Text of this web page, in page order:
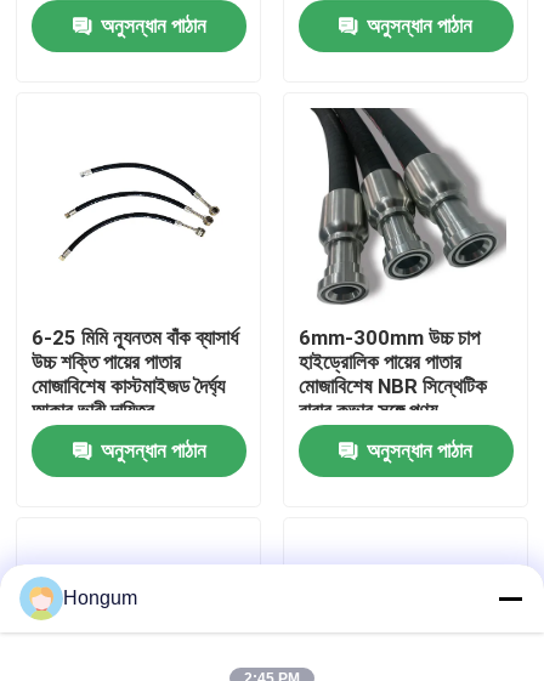
পণ্য
কারখানা পরিদর্শন
খবর
মামলা
রাবার ডায়াফ্রাম সীল
অনুসন্ধান পাঠান
অনুসন্ধান পাঠান
6-25 মিমি ন্যূনতম বাঁক ব্যাসার্ধ
উচ্চ শক্তি পায়ের পাতার
মোজাবিশেষ কাস্টমাইজড দৈর্ঘ্য
আকার ভারী দায়িত্ব
অ্যাপ্লিকেশন জন্য
অনুসন্ধান পাঠান
6mm-300mm উচ্চ চাপ
হাইড্রোলিক পায়ের পাতার
মোজাবিশেষ NBR সিন্থেটিক
রাবার কভার সঙ্গে পণ্য
স্পেসিফিকেশন
অনুসন্ধান পাঠান
Hongum